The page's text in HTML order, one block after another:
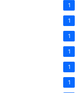
1
1
1
1
1
1